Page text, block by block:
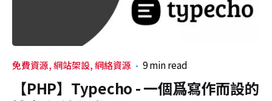
免費資源 網站架設 網絡資源 9 min read
【PHP】Typecho - 一個爲寫作而設的